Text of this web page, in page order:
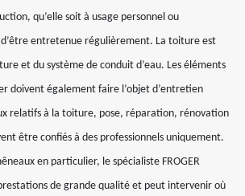
qu’elle soit à usage personnel ou
d’être entretenue régulièrement. La toiture est
et du système de conduit d’eau. Les éléments
doivent également faire l’objet d’entretien
relatifs à la toiture, pose, réparation, rénovation
être confiés à des professionnels uniquement.
en particulier, le spécialiste FROGER
de grande qualité et peut intervenir où